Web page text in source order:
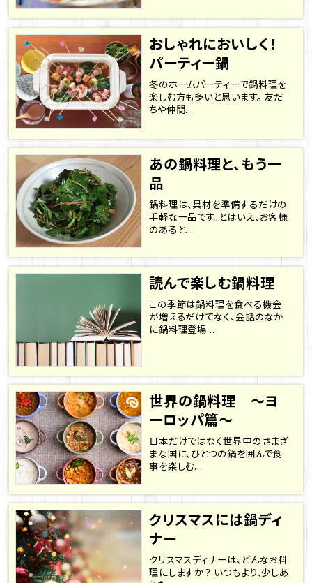
おしゃれにおいしく！
パーティー鍋
冬のホームパーティーで鍋料理を
楽しむ方も多いと思います。 友だ
ちや仲間...
あの鍋料理と、もう一
品
鍋料理は、具材を準備するだけの
手軽な一品です。とはいえ、お客様
のあると...
読んで楽しむ鍋料理
この季節は鍋料理を食べる機会
が増えるだけでなく、会話のなか
に鍋料理登場...
世界の鍋料理 ～ヨ
ーロッパ篇～
日本だけではなく世界中のさまざ
まな国に、ひとつの鍋を囲んで食
事を楽しむ...
クリスマスには鍋ディ
ナー
クリスマスディナーは、どんなお料
理にしますか？ いつもより、少しあ